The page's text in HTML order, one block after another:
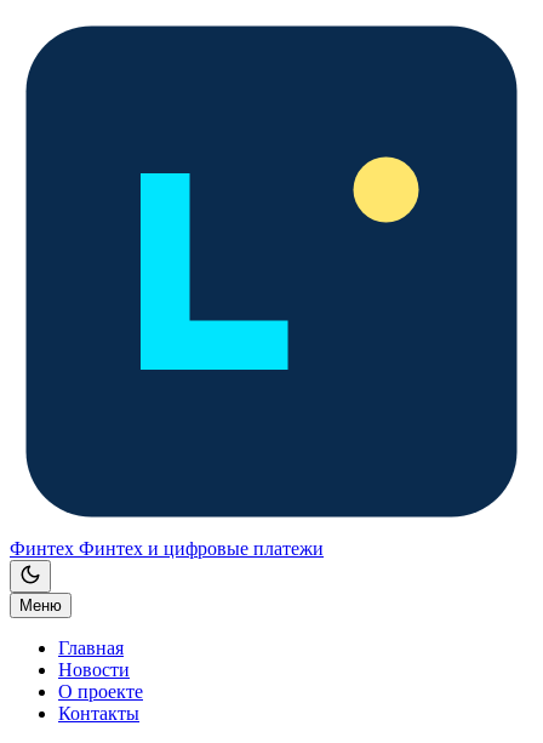
Финтех Финтех и цифровые платежи
Меню
Главная
Новости
О проекте
Контакты